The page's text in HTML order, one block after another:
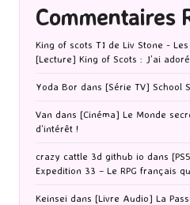
Commentaires
King of scots T1 de Liv Stone -
[Lecture] King of Scots : J’ai
Yoda Bor dans [Série TV] School
Van dans [Cinéma] Le Monde
d’intérêt !
crazy cattle 3d github io dans
Expedition 33 – Le RPG français
Keinsei dans [Livre Audio] La